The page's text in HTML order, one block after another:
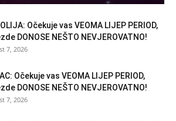
Očekuje vas VEOMA LIJEP PERIOD,
DONOSE NEŠTO NEVJEROVATNO!
7, 2026
Očekuje vas VEOMA LIJEP PERIOD,
DONOSE NEŠTO NEVJEROVATNO!
7, 2026